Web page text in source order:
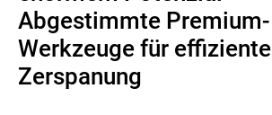
Abgestimmte Premium-
Werkzeuge für effiziente
Zerspanung